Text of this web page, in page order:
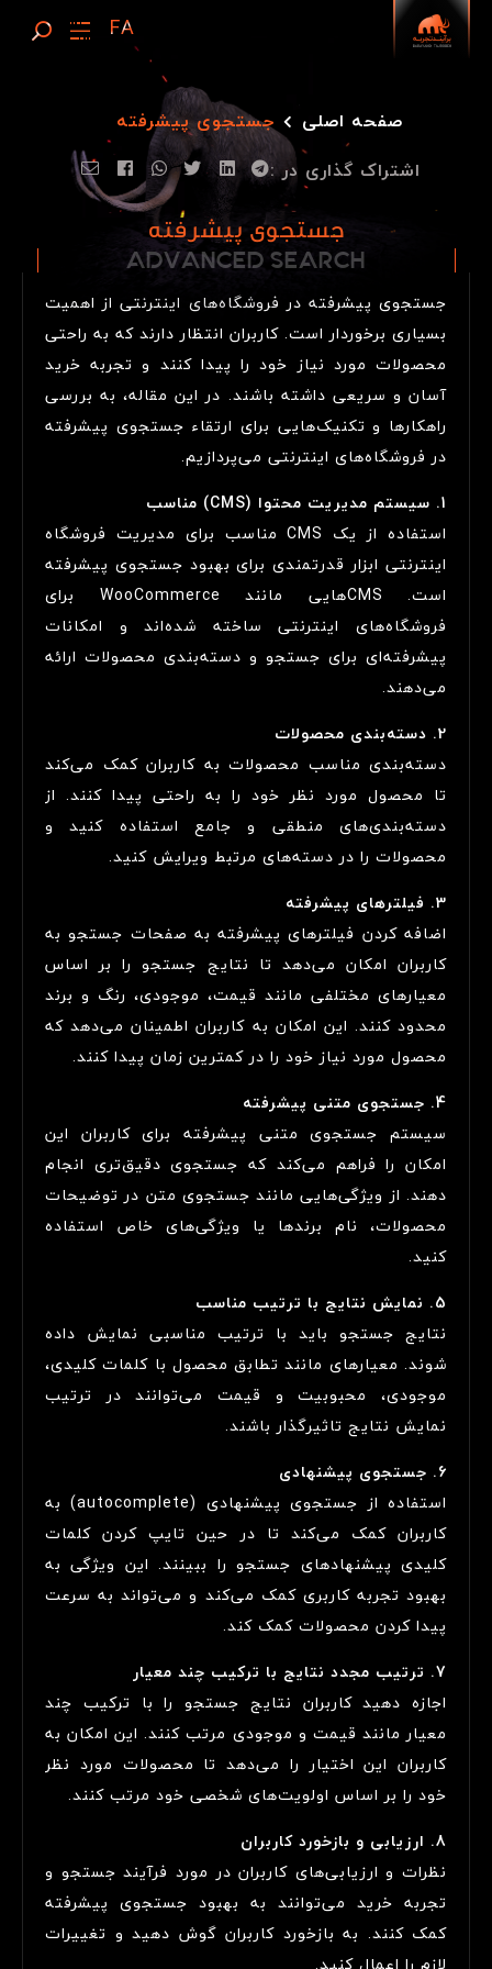
صفحه اصلی
جستجوی پیشرفته
اشتراک گذاری در :
جستجوی پیشرفته
ADVANCED SEARCH
ADVANCED SEARCH
جستجوی پیشرفته در فروشگاه‌های اینترنتی از اهمیت
بسیاری برخوردار است. کاربران انتظار دارند که به راحتی
محصولات مورد نیاز خود را پیدا کنند و تجربه خرید
آسان و سریعی داشته باشند. در این مقاله، به بررسی
راهکارها و تکنیک‌هایی برای ارتقاء جستجوی پیشرفته
در فروشگاه‌های اینترنتی می‌پردازیم.
1. سیستم مدیریت محتوا (CMS) مناسب
استفاده از یک CMS مناسب برای مدیریت فروشگاه
اینترنتی ابزار قدرتمندی برای بهبود جستجوی پیشرفته
است. CMS‌هایی مانند WooCommerce برای
فروشگاه‌های اینترنتی ساخته شده‌اند و امکانات
پیشرفته‌ای برای جستجو و دسته‌بندی محصولات ارائه
می‌دهند.
2. دسته‌بندی محصولات
دسته‌بندی مناسب محصولات به کاربران کمک می‌کند
تا محصول مورد نظر خود را به راحتی پیدا کنند. از
دسته‌بندی‌های منطقی و جامع استفاده کنید و
محصولات را در دسته‌های مرتبط ویرایش کنید.
3. فیلترهای پیشرفته
اضافه کردن فیلترهای پیشرفته به صفحات جستجو به
کاربران امکان می‌دهد تا نتایج جستجو را بر اساس
معیارهای مختلفی مانند قیمت، موجودی، رنگ و برند
محدود کنند. این امکان به کاربران اطمینان می‌دهد که
محصول مورد نیاز خود را در کمترین زمان پیدا کنند.
4. جستجوی متنی پیشرفته
سیستم جستجوی متنی پیشرفته برای کاربران این
امکان را فراهم می‌کند که جستجوی دقیق‌تری انجام
دهند. از ویژگی‌هایی مانند جستجوی متن در توضیحات
محصولات، نام برندها یا ویژگی‌های خاص استفاده
کنید.
5. نمایش نتایج با ترتیب مناسب
نتایج جستجو باید با ترتیب مناسبی نمایش داده
شوند. معیارهای مانند تطابق محصول با کلمات کلیدی،
موجودی، محبوبیت و قیمت می‌توانند در ترتیب
نمایش نتایج تاثیرگذار باشند.
6. جستجوی پیشنهادی
استفاده از جستجوی پیشنهادی (autocomplete) به
کاربران کمک می‌کند تا در حین تایپ کردن کلمات
کلیدی پیشنهادهای جستجو را ببینند. این ویژگی به
بهبود تجربه کاربری کمک می‌کند و می‌تواند به سرعت
پیدا کردن محصولات کمک کند.
7. ترتیب مجدد نتایج با ترکیب چند معیار
اجازه دهید کاربران نتایج جستجو را با ترکیب چند
معیار مانند قیمت و موجودی مرتب کنند. این امکان به
کاربران این اختیار را می‌دهد تا محصولات مورد نظر
خود را بر اساس اولویت‌های شخصی خود مرتب کنند.
8. ارزیابی و بازخورد کاربران
نظرات و ارزیابی‌های کاربران در مورد فرآیند جستجو و
تجربه خرید می‌توانند به بهبود جستجوی پیشرفته
کمک کنند. به بازخورد کاربران گوش دهید و تغییرات